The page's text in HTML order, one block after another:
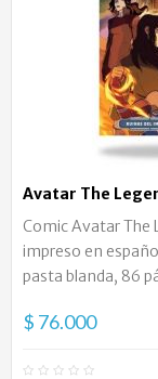
Avatar The
Comic Avatar The
impreso en
pasta blanda, 86
$ 76.000